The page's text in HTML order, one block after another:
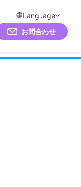
Language
お問合わせ